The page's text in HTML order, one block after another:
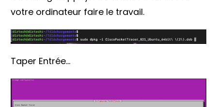
votre ordinateur faire le travail.
Taper Entrée…